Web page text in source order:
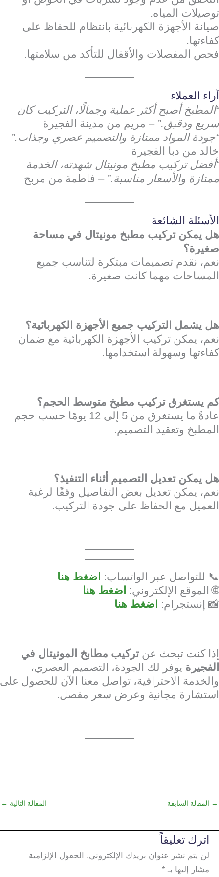
توصيلات المياه.
صيانة الأجهزة الكهربائية بانتظام للحفاظ على
كفاءتها.
فحص المفصلات والأقفال للتأكد من سلامتها.
آراء العملاء
“المطبخ أصبح أكثر عملية وجمالًا، التركيب كان
سريع ودقيق.” – مريم من مدينة الفجيرة
“جودة المواد ممتازة والتصميم عصري وجذاب.” –
خالد من دبا الفجيرة
“أفضل تركيب مطبخ مونيتال شهدته، الخدمة
ممتازة والأسعار مناسبة.” – فاطمة من مربح
الأسئلة الشائعة
هل يمكن تركيب مطبخ مونيتال في مساحة
صغيرة؟
نعم، نقدم تصميمات مبتكرة لتناسب جميع
المساحات مهما كانت صغيرة.
هل يشمل التركيب جميع الأجهزة الكهربائية؟
نعم، يمكن تركيب الأجهزة الكهربائية مع ضمان
كفاءتها وسهولة استخدامها.
كم يستغرق تركيب مطبخ متوسط الحجم؟
عادةً ما يستغرق من 5 إلى 12 يومًا حسب حجم
المطبخ وتعقيد التصميم.
هل يمكن تعديل التصميم أثناء التنفيذ؟
نعم، يمكن تعديل بعض التفاصيل وفقًا لرغبة
العميل مع الحفاظ على جودة التركيب.
📞 للتواصل عبر الواتساب: اضغط هنا
🌐 الموقع الإلكتروني: اضغط هنا
📸 إنستجرام: اضغط هنا
إذا كنت تبحث عنتركيب مطابخ المونيتال في
الفجيرة يوفر لك الجودة، التصميم العصري،
والخدمة الاحترافية، تواصل معنا الآن للحصول على
استشارة مجانية وعرض سعر مفصل.
→ المقالة السابقة المقالة التالية ←
اترك تعليقاً
لن يتم نشر عنوان بريدك الإلكتروني.
الحقول الإلزامية
مشار إليها بـ *